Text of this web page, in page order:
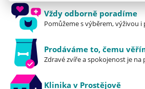
Vždy odborně poradíme
Pomůžeme s výběrem, výživou
Prodáváme to, čemu
Zdravé zvíře a spokojenost je na
Klinika v Prostějově